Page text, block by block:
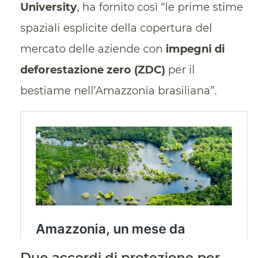
University, ha fornito così “le prime stime
spaziali esplicite della copertura del
mercato delle aziende con impegni di
deforestazione zero (ZDC) per il
bestiame nell’Amazzonia brasiliana”.